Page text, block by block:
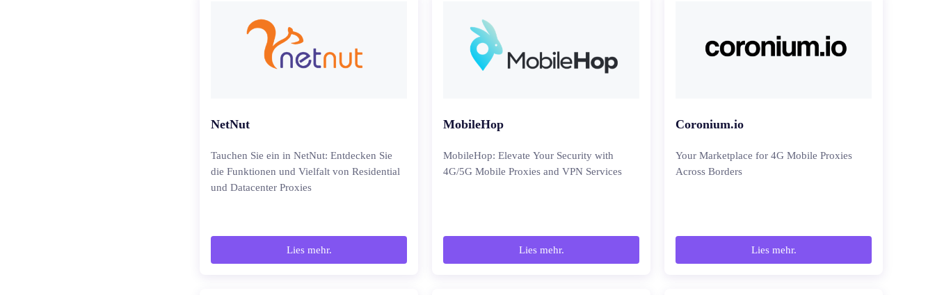
NetNut
Tauchen Sie ein in NetNut: Entdecken Sie
die Funktionen und Vielfalt von Residential
und Datacenter Proxies
Lies mehr.
MobileHop
MobileHop: Elevate Your Security with
4G/5G Mobile Proxies and VPN Services
Lies mehr.
Coronium.io
Your Marketplace for 4G Mobile Proxies
Across Borders
Lies mehr.